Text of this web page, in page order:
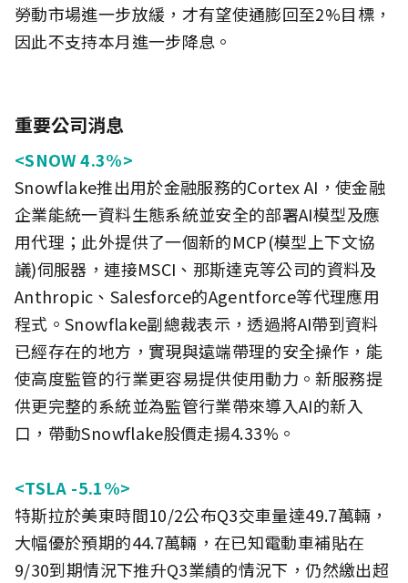
勞動市場進一步放緩，才有望使通膨回至2%目標，
因此不支持本月進一步降息。
重要公司消息
<SNOW 4.3%>
Snowflake推出用於金融服務的Cortex AI，使金融
企業能統一資料生態系統並安全的部署AI模型及應
用代理；此外提供了一個新的MCP(模型上下文協
議)伺服器，連接MSCI、那斯達克等公司的資料及
Anthropic、Salesforce的Agentforce等代理應用
程式。Snowflake副總裁表示，透過將AI帶到資料
已經存在的地方，實現與遠端帶理的安全操作，能
使高度監管的行業更容易提供使用動力。新服務提
供更完整的系統並為監管行業帶來導入AI的新入
口，帶動Snowflake股價走揚4.33%。
<TSLA -5.1%>
特斯拉於美東時間10/2公布Q3交車量達49.7萬輛，
大幅優於預期的44.7萬輛，在已知電動車補貼在
9/30到期情況下推升Q3業績的情況下，仍然繳出超